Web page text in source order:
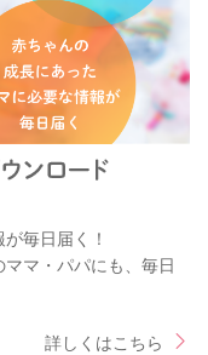
毎日届く！
マ・パパにも、毎日
詳しくはこちら